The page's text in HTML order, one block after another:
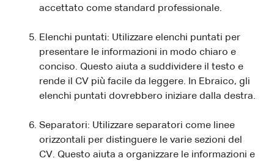
accettato come standard professionale.
Elenchi puntati: Utilizzare elenchi puntati per
presentare le informazioni in modo chiaro e
conciso. Questo aiuta a suddividere il testo e
rende il CV più facile da leggere. In Ebraico, gli
elenchi puntati dovrebbero iniziare dalla destra.
Separatori: Utilizzare separatori come linee
orizzontali per distinguere le varie sezioni del
CV. Questo aiuta a organizzare le informazioni e